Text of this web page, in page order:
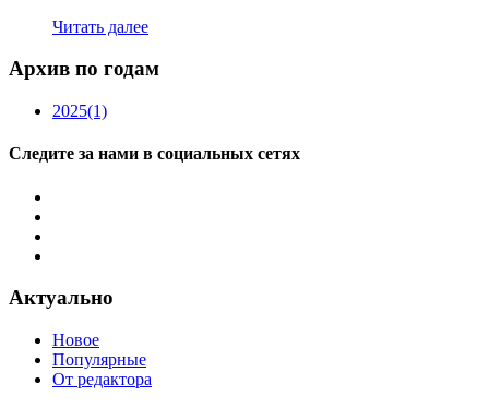
Читать далее
Архив по годам
2025(1)
Следите за нами в социальных сетях
Актуально
Новое
Популярные
От редактора